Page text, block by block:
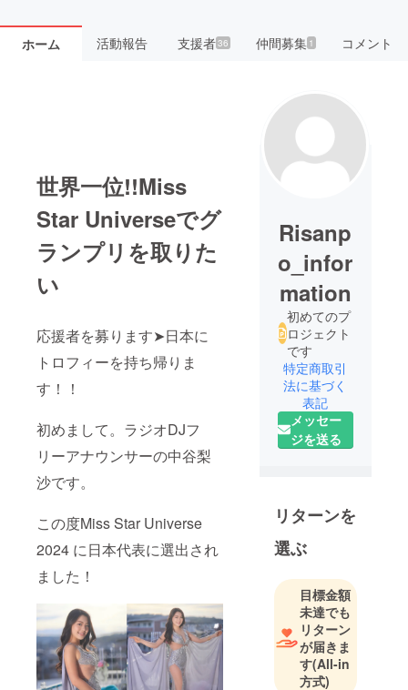
ホーム 活動報告 支援者36 仲間募集 1 コメント
世界一位!!Miss
Star Universeでグ
ランプリを取りた
い
応援者を募ります➤日本に
トロフィーを持ち帰りま
す！！
初めまして。ラジオDJフ
リーアナウンサーの中谷梨
沙です。
この度Miss Star Universe
2024 に日本代表に選出され
ました！
Risanp
o_infor
mation
初めてのプ
ロジェクト
です
特定商取引
法に基づく
表記
メッセー
ジを送る
リターンを
選ぶ
目標金額
未達でも
リターン
が届きま
す(All-in
方式)